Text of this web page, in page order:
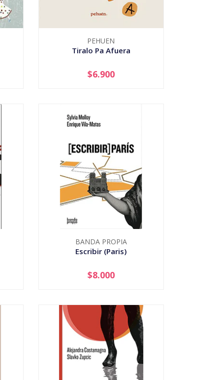
PEHUEN
Tiralo Pa Afuera
+
$6.900
BANDA PROPIA
Escribir (Paris)
+
$8.000